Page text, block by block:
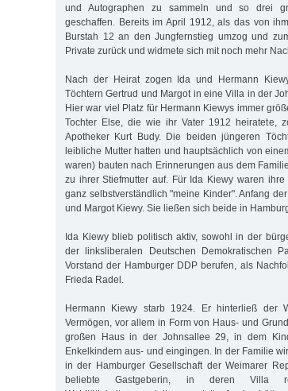
und Autographen zu sammeln und so drei
geschaffen. Bereits im April 1912, als das von
Burstah 12 an den Jungfernstieg umzog und
Private zurück und widmete sich mit noch mehr
Nach der Heirat zogen Ida und Hermann
Töchtern Gertrud und Margot in eine Villa in der
Hier war viel Platz für Hermann Kiewys immer
Tochter Else, die wie ihr Vater 1912 heiratete,
Apotheker Kurt Budy. Die beiden jüngeren
leibliche Mutter hatten und hauptsächlich von
waren) bauten nach Erinnerungen aus dem
zu ihrer Stiefmutter auf. Für Ida Kiewy waren
ganz selbstverständlich "meine Kinder". Anfang
und Margot Kiewy. Sie ließen sich beide in
Ida Kiewy blieb politisch aktiv, sowohl in der
der linksliberalen Deutschen Demokratischen
Vorstand der Hamburger DDP berufen, als
Frieda Radel.
Hermann Kiewy starb 1924. Er hinterließ der
Vermögen, vor allem in Form von Haus- und
großen Haus in der Johnsallee 29, in dem
Enkelkindern aus- und eingingen. In der Familie
in der Hamburger Gesellschaft der Weimarer
beliebte Gastgeberin, in deren Villa